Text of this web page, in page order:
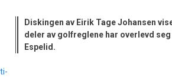
Diskingen av Eirik Tage Johansen
deler av golfreglene har overlevd seg
Espelid.